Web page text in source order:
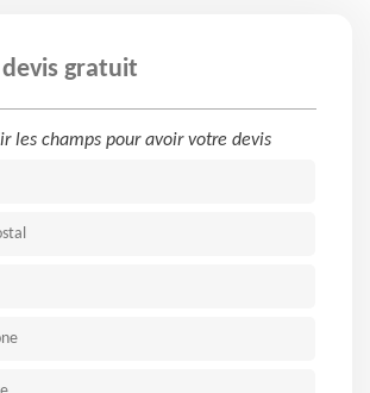
gratuit
les champs pour avoir votre devis